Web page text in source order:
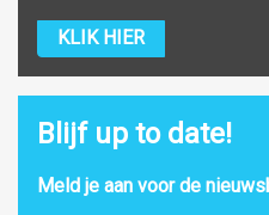
KLIK HIER
Blijf up to date!
Meld je aan voor de